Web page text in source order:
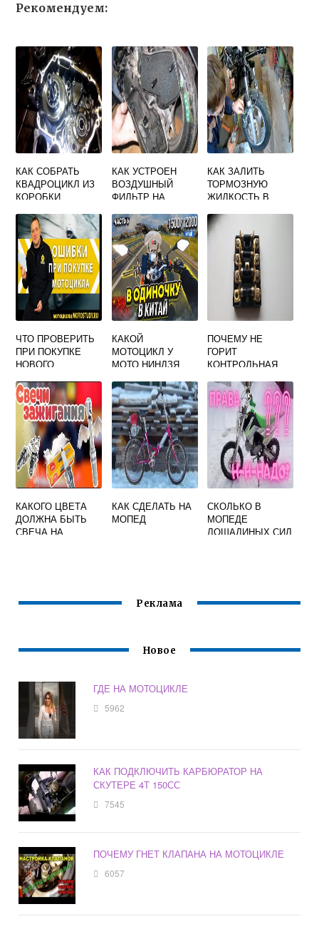
Рекомендуем:
КАК СОБРАТЬ
КВАДРОЦИКЛ ИЗ
КОРОБКИ
КАК УСТРОЕН
ВОЗДУШНЫЙ
ФИЛЬТР НА
КАК ЗАЛИТЬ
ТОРМОЗНУЮ
ЖИДКОСТЬ В
ЧТО ПРОВЕРИТЬ
ПРИ ПОКУПКЕ
НОВОГО
КАКОЙ
МОТОЦИКЛ У
МОТО НИНДЗЯ
ПОЧЕМУ НЕ
ГОРИТ
КОНТРОЛЬНАЯ
МОТОЦИКЛЕ
УРАЛ
КАКОГО ЦВЕТА
ДОЛЖНА БЫТЬ
СВЕЧА НА
КАК СДЕЛАТЬ НА
МОПЕД
СКОЛЬКО В
МОПЕДЕ
ЛОШАДИНЫХ СИЛ
Реклама
Новое
ГДЕ НА МОТОЦИКЛЕ
5962
КАК ПОДКЛЮЧИТЬ КАРБЮРАТОР НА
СКУТЕРЕ 4Т 150СС
7545
ПОЧЕМУ ГНЕТ КЛАПАНА НА МОТОЦИКЛЕ
6057